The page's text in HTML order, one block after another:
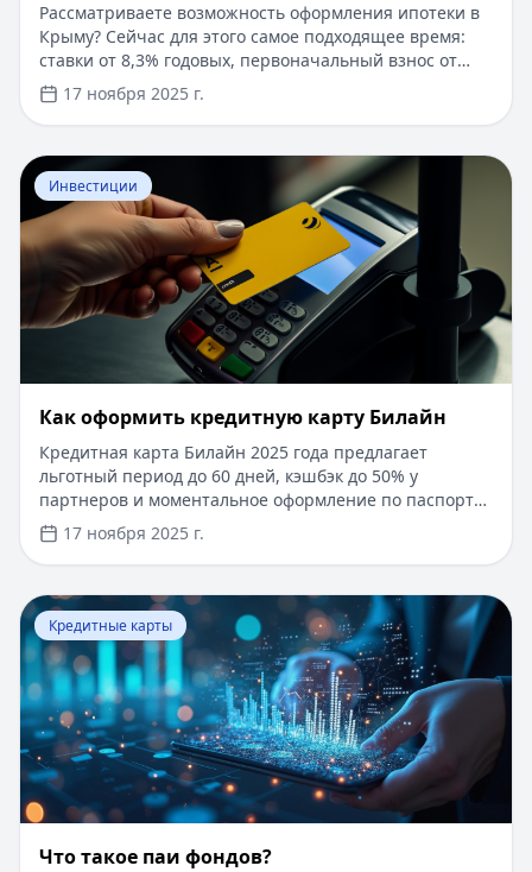
Рассматриваете возможность оформления ипотеки в
Крыму? Сейчас для этого самое подходящее время:
ставки от 8,3% годовых, первоначальный взнос от
15%, срок рассмотрения заявки — от 1 дня. Доступны
программы господдержки с пониженной ставкой от
6%. Одобрение без подтверждения дохода справкой
2-НДФЛ, достаточно выписки по счету. Срок
кредитования — до 30 лет.
17 ноября 2025 г.
Перейти к статье: ​Как оформить кредитную карту
Инвестиции
​Как оформить кредитную карту Билайн
Кредитная карта Билайн 2025 года предлагает
льготный период до 60 дней, кэшбэк до 50% у
партнеров и моментальное оформление по паспорту.
Заемные средства до 300 000 рублей доступны без
подтверждения дохода. Узнайте, как получить карту с
выгодными условиями и управлять финансами
эффективно. Для сравнения кредитных продуктов и
выбора оптимального решения воспользуйтесь
сервисом Кредитный Зай, где собраны актуальные
предложения от ведущих банков
17 ноября 2025 г.
Перейти к статье:Что такое паи фондов?
Кредитные карты
Что такое паи фондов?